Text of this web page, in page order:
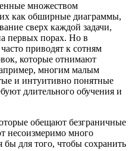
множеством
как обширные диаграммы,
сверх каждой задачи,
первых порах. Но в
приводят к сотням
которые отнимают
многим малым
и интуитивно понятные
длительного обучения и
обещают безграничные
несоизмеримо много
для того, чтобы сохранить